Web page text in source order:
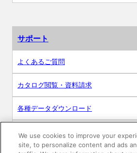
サポート
よくあるご質問
カタログ閲覧・資料請求
各種データダウンロード
WEB見積・各種シミュレーション
We use cookies to improve your
site, to personalize content and ads